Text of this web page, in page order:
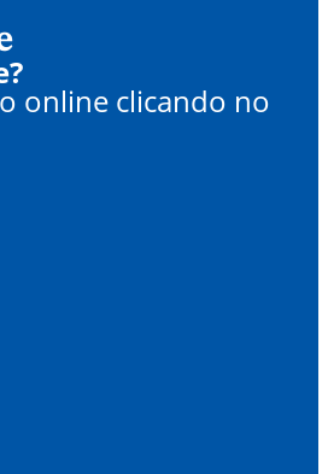
online clicando no